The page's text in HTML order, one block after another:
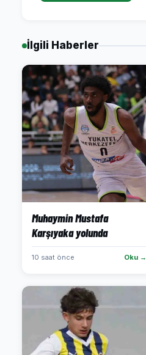
İlgili Haberler
Muhaymin Mustafa
Karşıyaka yolunda
10 saat önce Oku →